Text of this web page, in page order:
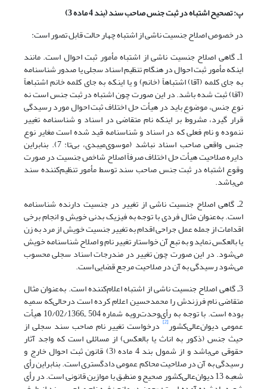
پ: تصحیح اشتباه در ثبت جنس صاحب سند (بند 4 ماده 3)
در خصوص اصلاح جنسیت ناشی از اشتباه چهار حالت قابل تصور است:
1ـ گاهی اصلاح جنسیت ناشی از اشتباه مأمور ثبت احوال است. مانند
اینکه مأمور ثبت احوال در هنگام تنظیم اسناد سجلی یا صدور شناسنامه
به جای کلمه (آقا) اشتباهاً (خانم) و یا اینکه به جای کلمه خانم اشتباهاً
(آقا) ثبت شده باشد. در این صورت چون اشتباه در ثبت جنس است نه
نوع جنس، موضوع باید در هیأت حل اختلاف ثبت احوال مورد رسیدگی
قرار گیرد، مشروط بر اینکه نام متقاضی در اسناد و شناسنامه تغییر
ننموده و نام فعلی که در اسناد و شناسنامه قید شده است مغایر نوع
جنس واقعی صاحب اسناد نباشد (موسوی‌میبدی، بی‌تا: 7). بنابراین
دایره صلاحیت هیأت حل اختلاف صرفاً اصلاح شاخص جنسیت در صورت
وقوع اشتباه در ثبت جنس صاحب سند توسط مأمور تنظیم‌کننده سند
می‌باشد.
2ـ گاهی اصلاح جنسیت ناشی از تغییر در جنسیت دارنده شناسنامه
است. به‌عنوان مثال فردی با توجه به فیزیک بدنی خویش و انجام برخی
اقدامات از جمله عمل جراحی اقدام به تغییر جنسیت خویش از مرد به زن
یا بالعکس نماید و به تبع آن خواستار تغییر نام و اصلاح شناسنامه خویش
می‌شود. در این صورت چون تغییر در مندرجات اسناد سجلی محسوب
می‌شود رسیدگی به آن در صلاحیت مرجع قضایی است.
3ـ گاهی اصلاح جنسیت ناشی از اشتباه اعلام‌کننده است. به‌عنوان مثال
متقاضی نام فرزندش را محمدحسین اعلام کرده است درحالی‌که سمیه
بوده است. با توجه به رأی‌و‌حدت‌رو‌یه شماره 504 ـ10/02/1366 هیأت
عمومی دیوان‌عالی‌کشور[2] درخواست تغییر نام صاحب سند سجلی از
حیث جنس (ذکور به اناث یا بالعکس) از مسائلی است که و‌اجد آثار
حقوقی می‌باشد و از شمول بند 4 ماده (3) قانون ثبت احوال خارج و
رسیدگی به آن در صلاحیت محاکم عمومی دادگستری است. بنابراین رأی
شعبه 13 دیوان‌عالی‌کشور صحیح و منطبق با موازین قانونی است. در رأی